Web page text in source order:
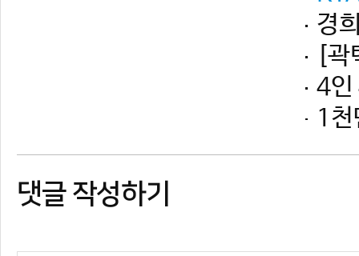
댓글 작성하기